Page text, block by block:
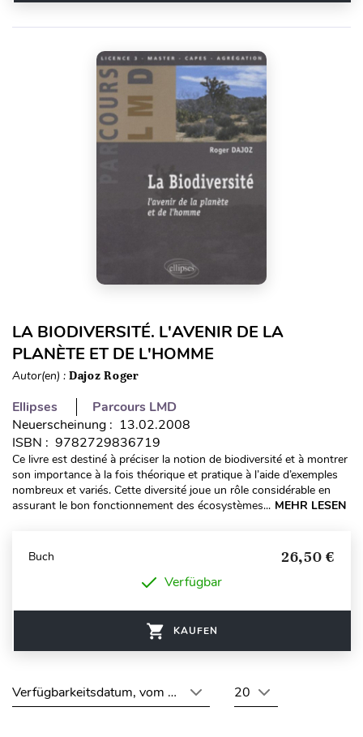
LA BIODIVERSITÉ. L'AVENIR DE LA
PLANÈTE ET DE L'HOMME
Autor(en) : Dajoz Roger
Ellipses
Parcours LMD
Neuerscheinung : 13.02.2008
ISBN : 9782729836719
Ce livre est destiné à préciser la notion de biodiversité et à montrer
son importance à la fois théorique et pratique à l’aide d’exemples
nombreux et variés. Cette diversité joue un rôle considérable en
assurant le bon fonctionnement des écosystèmes... MEHR LESEN
Buch 26,50 €
Verfügbar
KAUFEN
Verfügbarkeitsdatum, vom neuesten zum ältesten
20